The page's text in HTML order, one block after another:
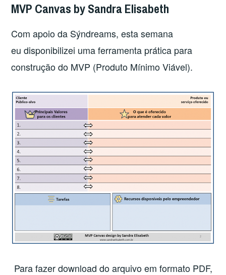
MVP Canvas by Sandra Elisabeth
Com apoio da Sýndreams, esta semana
eu disponibilizei uma ferramenta prática para
construção do MVP (Produto Mínimo Viável).
Para fazer download do arquivo em formato PDF,